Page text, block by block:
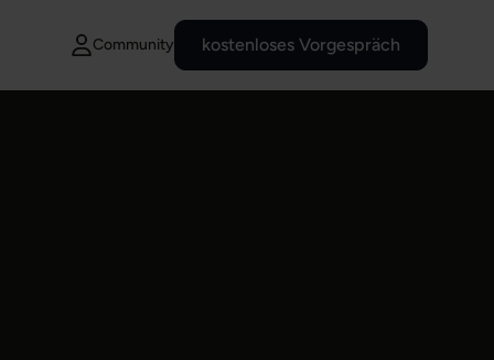
Community kostenloses Vorgespräch